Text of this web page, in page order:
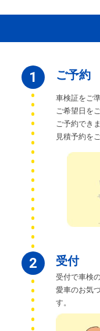
1 ご予約
車検証をご
ご希望日を
ご予約できま
見積予約を
2 受付
受付で車検
愛車のお気
す。